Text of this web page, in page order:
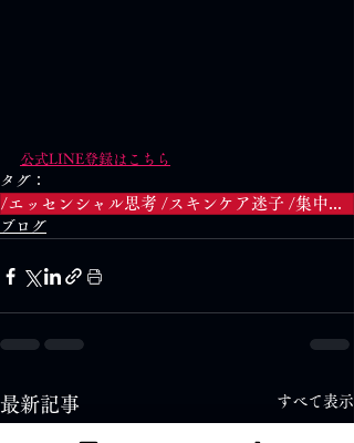
公式LINE登録はこちら
タグ：
/エッセンシャル思考 /スキンケア迷子 /集中力アップ /習慣化 /オンラインスキンケア塾 /美容の考え方 /肌を整える
ブログ
最新記事 すべて表示